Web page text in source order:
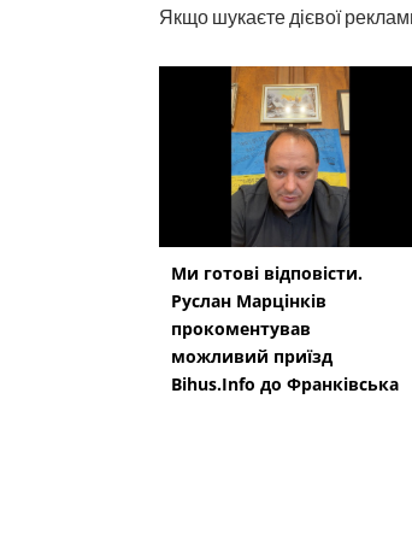
Якщо шукаєте дієвої
Ми готові відповісти.
Руслан Марцінків
прокоментував
можливий приїзд
Bihus.Info до Франківська